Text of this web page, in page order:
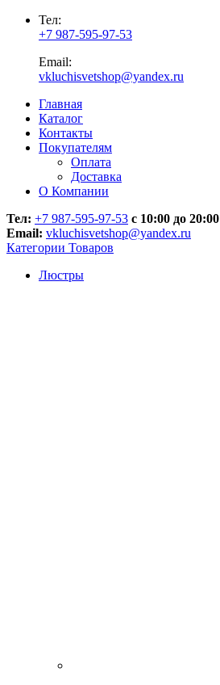
Тел:
+7 987-595-97-53
Email:
vkluchisvetshop@yandex.ru
Главная
Каталог
Контакты
Покупателям
Оплата
Доставка
О Компании
Тел: +7 987-595-97-53 с 10:00 до 20:00
Email: vkluchisvetshop@yandex.ru
Категории Товаров
Люстры